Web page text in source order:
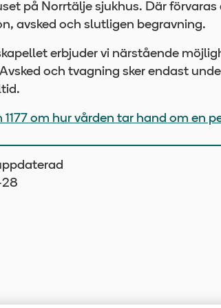
på Norrtälje sjukhus. Där
avsked och slutligen begravning.
erbjuder vi närstående
och tvagning sker endast
1177 om hur vården tar hand om en
28